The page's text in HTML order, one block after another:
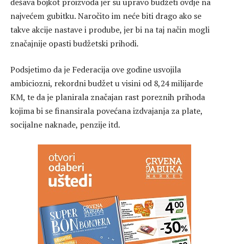
najvećem gubitku. Naročito im neće biti drago ako se
takve akcije nastave i prodube, jer bi na taj način mogli
značajnije opasti budžetski prihodi.
Podsjetimo da je Federacija ove godine usvojila
ambiciozni, rekordni budžet u visini od 8,24 milijarde
KM, te da je planirala značajan rast poreznih prihoda
kojima bi se finansirala povećana izdvajanja za plate,
socijalne naknade, penzije itd.